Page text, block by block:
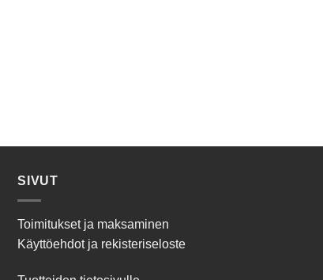
SIVUT
Toimitukset ja maksaminen
Käyttöehdot ja rekisteriseloste